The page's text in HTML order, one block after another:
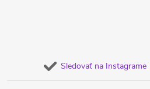
Sledovať na Instagrame